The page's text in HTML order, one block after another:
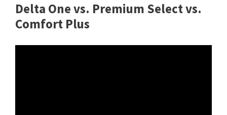
Delta One vs. Premium Select vs.
Comfort Plus